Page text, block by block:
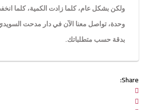
ولكن بشكل عام، كلما زادت الكمية، كلما
وحدة، تواصل معنا الآن في دار مدحت
بدقة حسب متطلباتك.
Share: